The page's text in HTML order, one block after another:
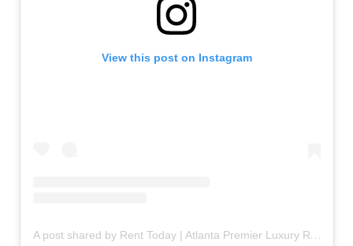
View this post on Instagram
A post shared by Rent Today | Atlanta Premier Luxury Rentals (@rtbnb.atl)